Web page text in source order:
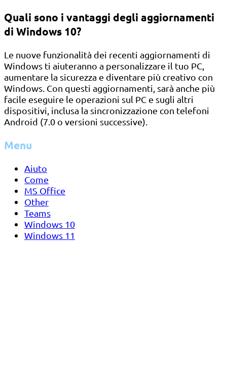
Quali sono i vantaggi degli aggiornamenti
di Windows 10?
Le nuove funzionalità dei recenti aggiornamenti di
Windows ti aiuteranno a personalizzare il tuo PC,
aumentare la sicurezza e diventare più creativo con
Windows. Con questi aggiornamenti, sarà anche più
facile eseguire le operazioni sul PC e sugli altri
dispositivi, inclusa la sincronizzazione con telefoni
Android (7.0 o versioni successive).
Menu
Aiuto
Come
MS Office
Other
Teams
Windows 10
Windows 11